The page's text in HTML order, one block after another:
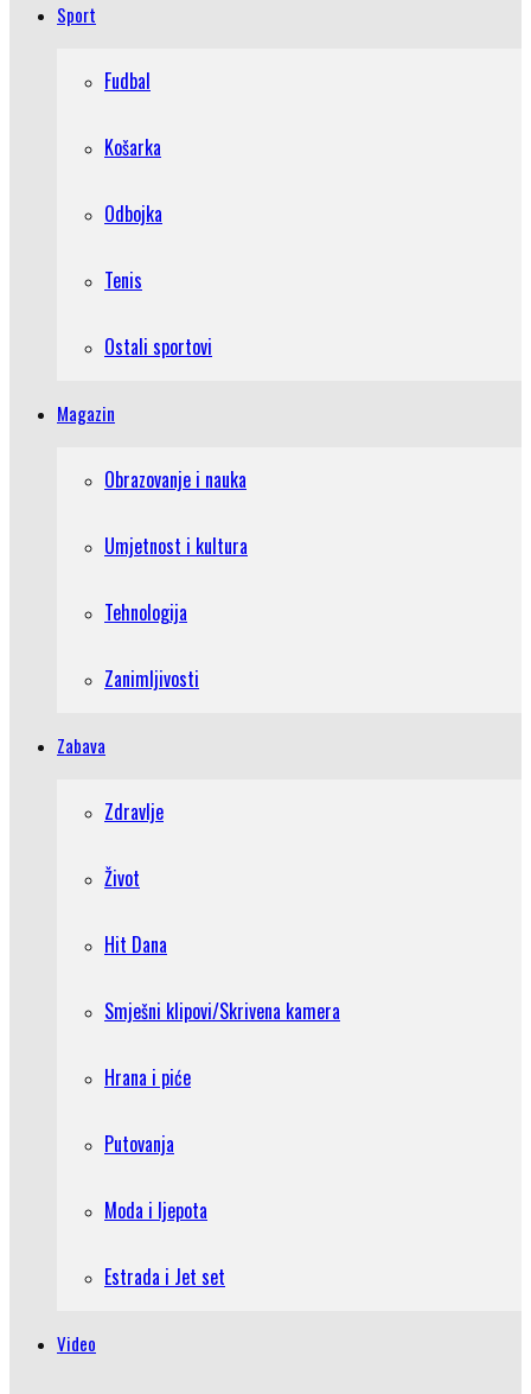
Sport
Fudbal
Košarka
Odbojka
Tenis
Ostali sportovi
Magazin
Obrazovanje i nauka
Umjetnost i kultura
Tehnologija
Zanimljivosti
Zabava
Zdravlje
Život
Hit Dana
Smješni klipovi/Skrivena kamera
Hrana i piće
Putovanja
Moda i ljepota
Estrada i Jet set
Video